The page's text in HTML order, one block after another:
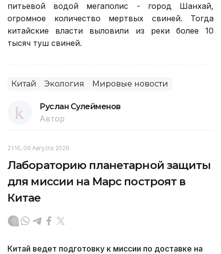
питьевой водой мегаполис - город Шанхай,
огромное количество мертвых свиней. Тогда
китайские власти выловили из реки более 10
тысяч туш свиней.
Китай Экология Мировые новости
Руслан Сулейменов
Автор
21:16, 06 Августа 2026
Лабораторию планетарной защиты
для миссии на Марс построят в
Китае
Китай ведет подготовку к миссии по доставке на